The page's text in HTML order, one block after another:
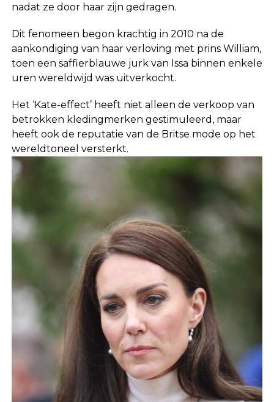
nadat ze door haar zijn gedragen.
Dit fenomeen begon krachtig in 2010 na de
aankondiging van haar verloving met prins William,
toen een saffierblauwe jurk van Issa binnen enkele
uren wereldwijd was uitverkocht.
Het ‘Kate-effect’ heeft niet alleen de verkoop van
betrokken kledingmerken gestimuleerd, maar
heeft ook de reputatie van de Britse mode op het
wereldtoneel versterkt.